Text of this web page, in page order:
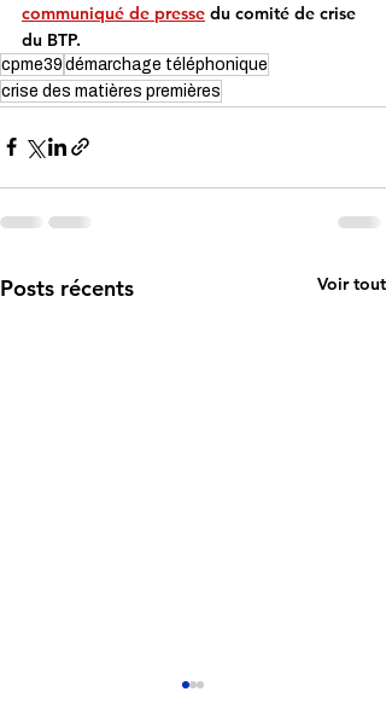
communiqué de presse du comité de crise
du BTP.
cpme39 démarchage téléphonique
crise des matières premières
Posts récents Voir tout